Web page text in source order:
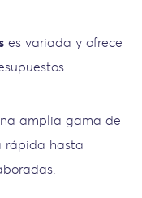
es variada y ofrece
amplia gama de
rápida hasta